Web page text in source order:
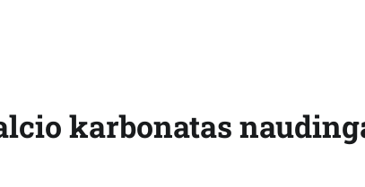
karbonatas